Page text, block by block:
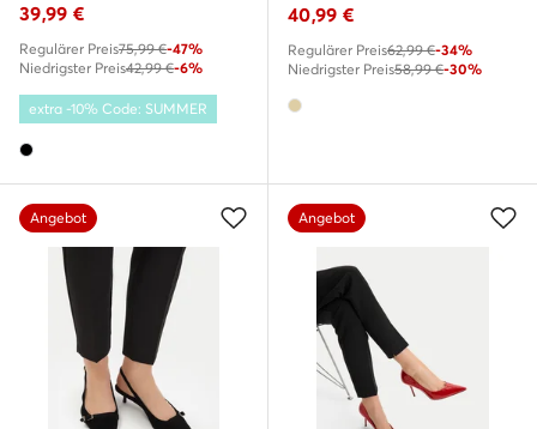
39,99 €
Regulärer Preis75,99 €-47%
Niedrigster Preis42,99 €-6%
extra -10% Code: SUMMER
40,99 €
Regulärer Preis62,99 €-34%
Niedrigster Preis58,99 €-30%
Angebot Angebot